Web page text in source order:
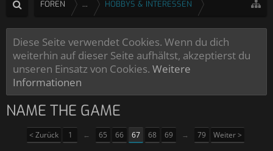
FOREN ... HOBBYS & INTERESSEN
Diese Seite verwendet Cookies. Wenn du dich
weiterhin auf dieser Seite aufhältst, akzeptierst du
unseren Einsatz von Cookies. Weitere
Informationen
NAME THE GAME
< Zurück 1 ← 65 66 67 68 69 → 79 Weiter >